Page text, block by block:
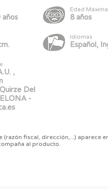
años
Edad
8 años
Idiomas
Español,
,
Del
-
fiscal, dirección,...) aparece
al producto.